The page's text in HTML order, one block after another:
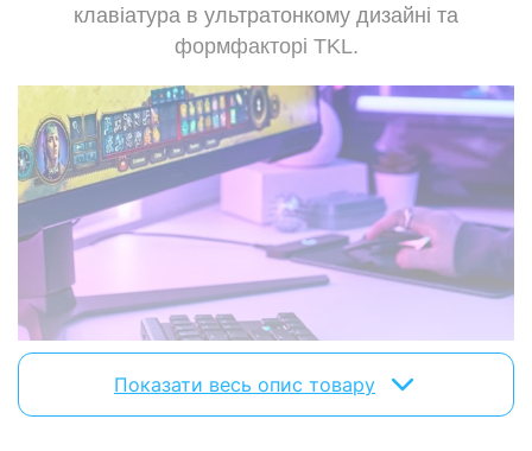
880 г
Характеристики та комплектація товару можуть змінюватися
виробником без повідомлення.
клавіатура в ультратонкому дизайні та
формфакторі TKL.
Показати весь опис товару